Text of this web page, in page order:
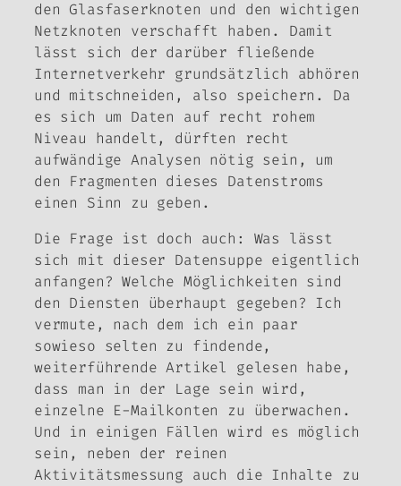
den Glasfaserknoten und den wichtigen
Netzknoten verschafft haben. Damit
lässt sich der darüber fließende
Internetverkehr grundsätzlich abhören
und mitschneiden, also speichern. Da
es sich um Daten auf recht rohem
Niveau handelt, dürften recht
aufwändige Analysen nötig sein, um
den Fragmenten dieses Datenstroms
einen Sinn zu geben.
Die Frage ist doch auch: Was lässt
sich mit dieser Datensuppe eigentlich
anfangen? Welche Möglichkeiten sind
den Diensten überhaupt gegeben? Ich
vermute, nach dem ich ein paar
sowieso selten zu findende,
weiterführende Artikel gelesen habe,
dass man in der Lage sein wird,
einzelne E-Mailkonten zu überwachen.
Und in einigen Fällen wird es möglich
sein, neben der reinen
Aktivitätsmessung auch die Inhalte zu